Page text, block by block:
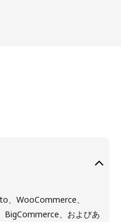
、WooCommerce、
BigCommerce、およびあ